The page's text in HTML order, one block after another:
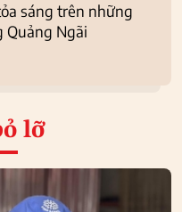
sáng trên những
Quảng Ngãi
lỡ